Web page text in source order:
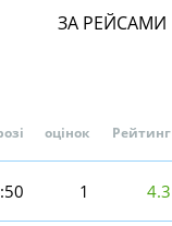
ЗА РЕЙСАМИ
оцінок Рейтинг
1 4.3